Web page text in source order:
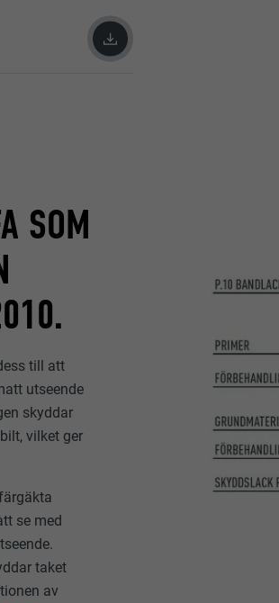
SOM
till att
utseende
skyddar
vilket ger
se med
taket
av